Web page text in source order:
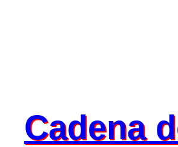
Cadena